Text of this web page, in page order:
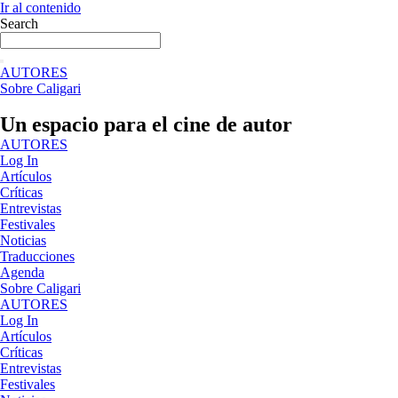
Ir al contenido
Search
AUTORES
Sobre Caligari
Un espacio para el cine de autor
AUTORES
Log In
Artículos
Críticas
Entrevistas
Festivales
Noticias
Traducciones
Agenda
Sobre Caligari
AUTORES
Log In
Artículos
Críticas
Entrevistas
Festivales